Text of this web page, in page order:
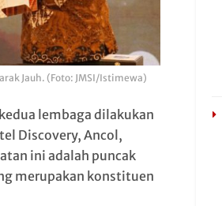
Jauh. (Foto: JMSI/Istimewa)
lembaga dilakukan
Discovery, Ancol,
ini adalah puncak
merupakan konstituen